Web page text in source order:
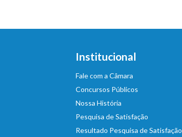
Institucional
Fale com a Câmara
Concursos Públicos
Nossa História
Pesquisa de Satisfação
Resultado Pesquisa de Satisfação